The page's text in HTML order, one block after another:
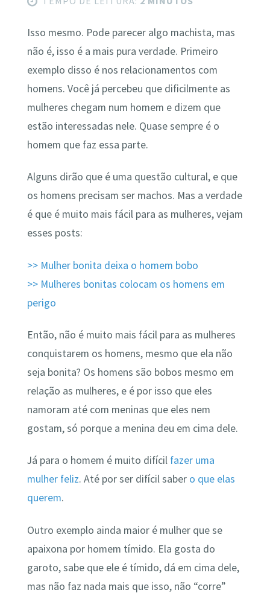
Isso mesmo. Pode parecer algo machista, mas
não é, isso é a mais pura verdade. Primeiro
exemplo disso é nos relacionamentos com
homens. Você já percebeu que dificilmente as
mulheres chegam num homem e dizem que
estão interessadas nele. Quase sempre é o
homem que faz essa parte.
Alguns dirão que é uma questão cultural, e que
os homens precisam ser machos. Mas a verdade
é que é muito mais fácil para as mulheres, vejam
esses posts:
>> Mulher bonita deixa o homem bobo
>> Mulheres bonitas colocam os homens em
perigo
Então, não é muito mais fácil para as mulheres
conquistarem os homens, mesmo que ela não
seja bonita? Os homens são bobos mesmo em
relação as mulheres, e é por isso que eles
namoram até com meninas que eles nem
gostam, só porque a menina deu em cima dele.
Já para o homem é muito difícil fazer uma
mulher feliz. Até por ser difícil saber o que elas
querem.
Outro exemplo ainda maior é mulher que se
apaixona por homem tímido. Ela gosta do
garoto, sabe que ele é tímido, dá em cima dele,
mas não faz nada mais que isso, não “corre”